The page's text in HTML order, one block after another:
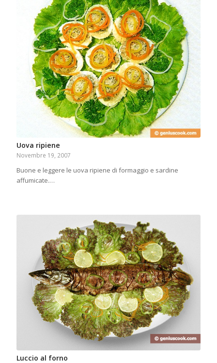
Uova ripiene
Novembre 19, 2007
Buone e leggere le uova ripiene di formaggio e sardine
affumicate.…
Luccio al forno